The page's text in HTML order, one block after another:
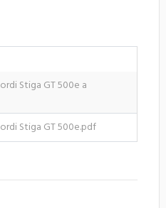
Stiga GT 500e a
Stiga GT 500e.pdf